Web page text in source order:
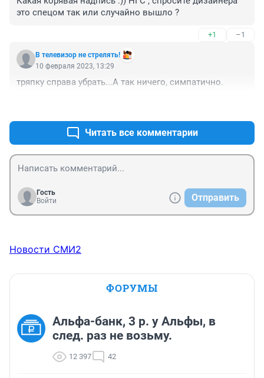
это спецом так или случайно вышло ?
+1 –1
В телевизор не стрелять!
10 февраля 2023, 13:29
тряпку справа убрать...А так ничего, симпатично.
Читать все комментарии
Гость
Войти
Отправить
Новости СМИ2
ФОРУМЫ
Альфа-банк, 3 р. у Альфы, в
след. раз не возьму.
12 397 42